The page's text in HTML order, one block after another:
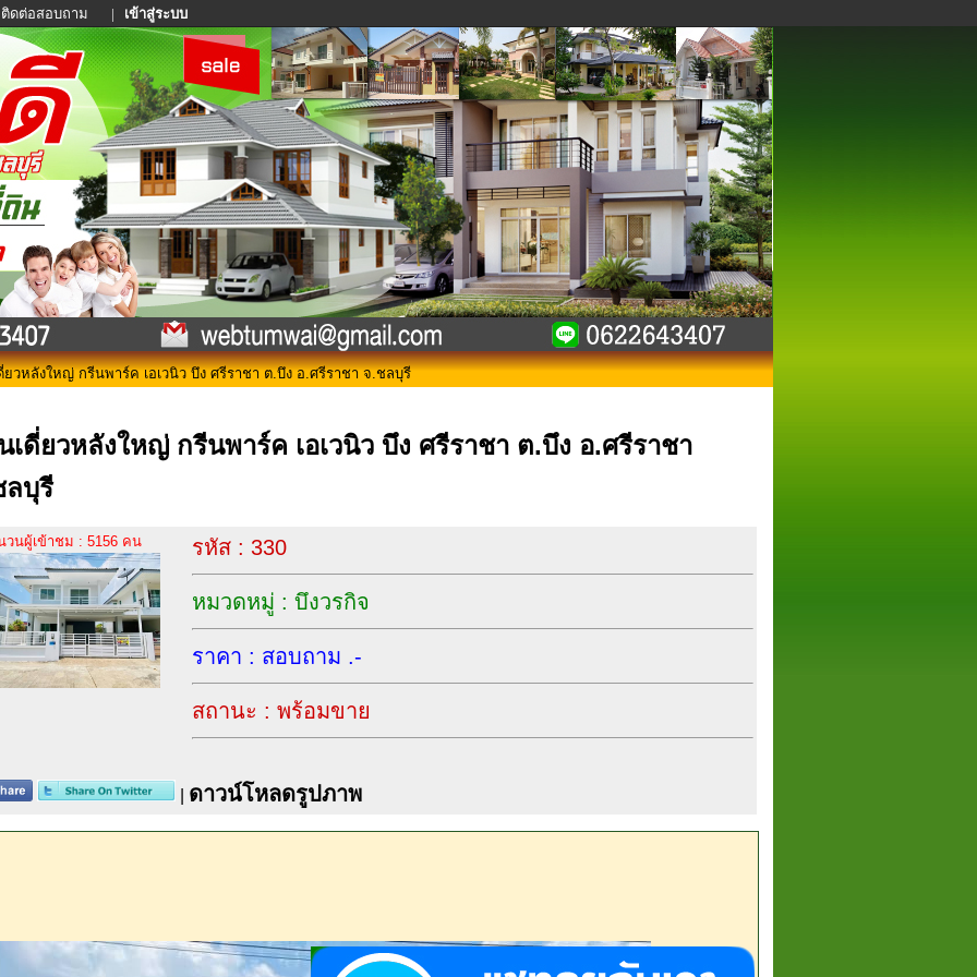
ติดต่อสอบถาม | เข้าสู่ระบบ
วหลังใหญ่ กรีนพาร์ค เอเวนิว บึง ศรีราชา ต.บึง อ.ศรีราชา จ.ชลบุรี
เดี่ยวหลังใหญ่ กรีนพาร์ค เอเวนิว บึง ศรีราชา ต.บึง อ.ศรีราชา
ลบุรี
วนผู้เข้าชม : 5156 คน รหัส : 330
หมวดหมู่ : บึงวรกิจ
ราคา : สอบถาม .-
สถานะ : พร้อมขาย
ดาวน์โหลดรูปภาพ